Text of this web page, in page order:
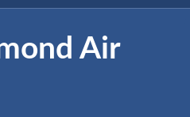
Air